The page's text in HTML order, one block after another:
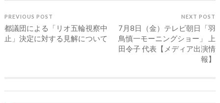
PREVIOUS POST
都議団による「リオ五輪視察中
止」決定に対する見解について
NEXT POST
7月8日（金）テレビ朝日「羽
鳥慎一モーニングショー」 上
田令子 代表【メディア出演情
報】